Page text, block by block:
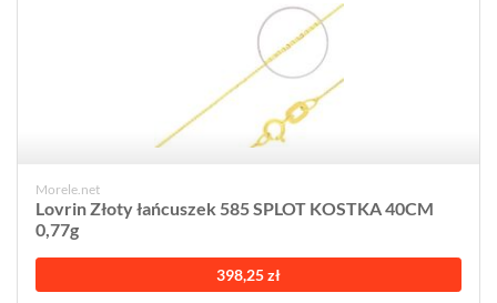
Morele.net
Lovrin Złoty łańcuszek 585 SPLOT KOSTKA 40CM
0,77g
398,25 zł